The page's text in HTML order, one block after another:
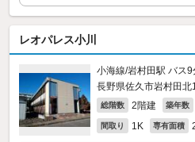
レオパレス小川
小海線/岩村田駅 バス
長野県佐久市岩村田北
総階数 2階建 築年数
間取り 1K 専有面積